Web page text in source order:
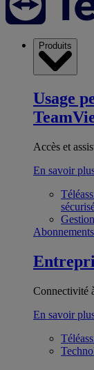
Produits
Usage
Accès et
En savoir
Connectivité
En savoir